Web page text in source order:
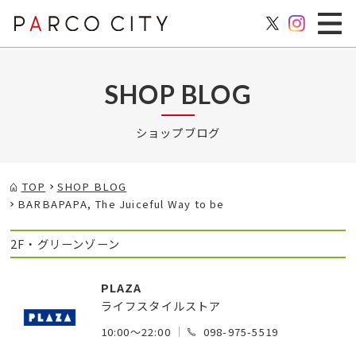
SHOP BLOG
ショップブログ
TOP
SHOP BLOG
BARBAPAPA, The Juiceful Way to be
2F・グリーンゾーン
PLAZA
ライフスタイルストア
10:00～22:00 098-975-5519